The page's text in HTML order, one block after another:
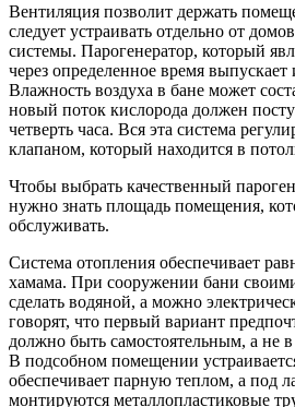
Вентиляция позволит держать
следует устраивать отдельно от
системы. Парогенератор, который
через определенное время
Влажность воздуха в бане может
новый поток кислорода должен
четверть часа. Вся эта система
клапаном, который находится в
Чтобы выбрать качественный
нужно знать площадь помещения,
обслуживать.
Система отопления обеспечивает
хамама. При сооружении бани
сделать водяной, а можно
говорят, что первый вариант
должно быть самостоятельным, а не
В подсобном помещении
обеспечивает парную теплом, а под
монтируются металлопластиковые